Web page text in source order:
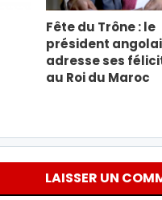
Fête du Trône : le
président
adresse ses
au Roi du Maroc
LAISSER UN